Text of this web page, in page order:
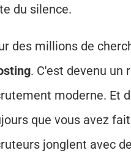
du silence.
. C'est devenu un
moderne. Et
que vous avez
jonglent avec